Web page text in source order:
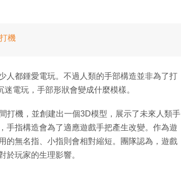
機
人都鍾愛電玩。不過人類的手部構造並非為了打
電玩，手部形狀會變成什麼模樣。
打機，並創建出一個3D模型，展示了未來人類手
手指構造會為了適應遊戲手把產生改變。作為遊
的無名指、小指則會相對縮短。團隊認為，遊戲
於玩家的生理影響。